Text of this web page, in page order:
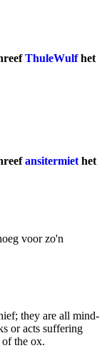
ThuleWulfhet
ansitermiet het
voor zo'n
they are all mind-
or acts suffering
the ox.